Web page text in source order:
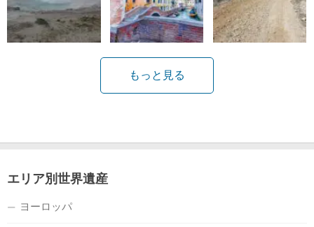
もっと見る
エリア別世界遺産
ヨーロッパ